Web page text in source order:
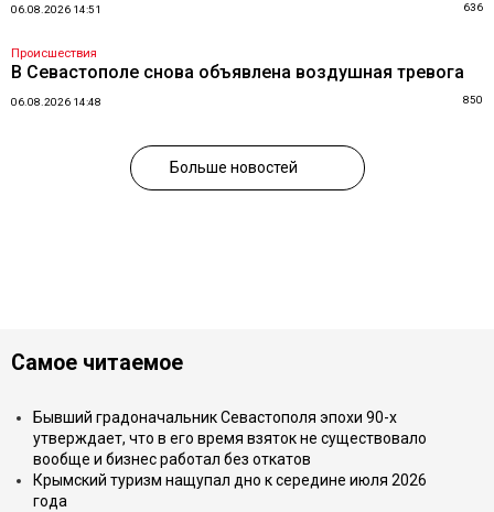
06.08.2026 14:51 636
Происшествия
В Севастополе снова объявлена воздушная тревога
06.08.2026 14:48 850
Больше новостей
Самое читаемое
Бывший градоначальник Севастополя эпохи 90-х
утверждает, что в его время взяток не существовало
вообще и бизнес работал без откатов
Крымский туризм нащупал дно к середине июля 2026
года